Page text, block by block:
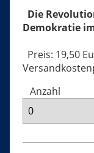
Die
Demokratie
Preis: 19,50
Anzahl